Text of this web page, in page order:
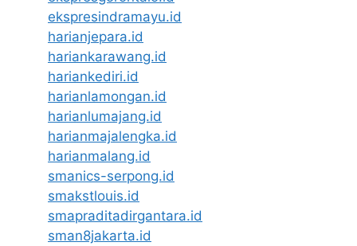
ekspresindramayu.id
harianjepara.id
hariankarawang.id
hariankediri.id
harianlamongan.id
harianlumajang.id
harianmajalengka.id
harianmalang.id
smanics-serpong.id
smakstlouis.id
smapraditadirgantara.id
sman8jakarta.id